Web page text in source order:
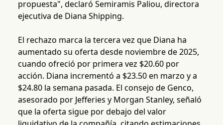
propuesta", declaró Semiramis Paliou, directora
ejecutiva de Diana Shipping.
El rechazo marca la tercera vez que Diana ha
aumentado su oferta desde noviembre de 2025,
cuando ofreció por primera vez $20.60 por
acción. Diana incrementó a $23.50 en marzo y a
$24.80 la semana pasada. El consejo de Genco,
asesorado por Jefferies y Morgan Stanley, señaló
que la oferta sigue por debajo del valor